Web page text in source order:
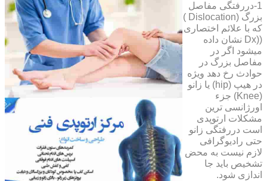
1-دررفتگی مفاصل
بزرگ (Dislocation )
که با علائم اختصاری
((Dx نشان داده
میشود اگر در
مفاصل بزرگ در
حوادث رخ دهد ویژه
در هیپ (hip) یا زانو
(Knee) جزء
اورژانسی ترین
مشکلات ارتوپدی
است دررفتگی زانو
حتی رادیوگرافی
لازم نیست به محض
تشخیص باید جا
اندازی شود.